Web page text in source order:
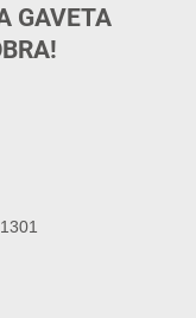
GAVETA